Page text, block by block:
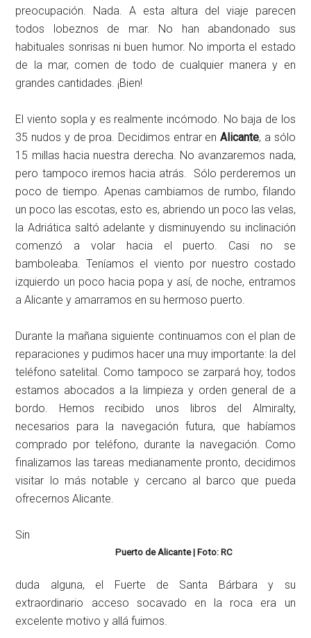
preocupación. Nada. A esta altura del viaje parecen
todos lobeznos de mar. No han abandonado sus
habituales sonrisas ni buen humor. No importa el estado
de la mar, comen de todo de cualquier manera y en
grandes cantidades. ¡Bien!
El viento sopla y es realmente incómodo. No baja de los
35 nudos y de proa. Decidimos entrar enAlicante, a sólo
15 millas hacia nuestra derecha. No avanzaremos nada,
pero tampoco iremos hacia atrás. Sólo perderemos un
poco de tiempo. Apenas cambiamos de rumbo, filando
un poco las escotas, esto es, abriendo un poco las velas,
la Adriática saltó adelante y disminuyendo su inclinación
comenzó a volar hacia el puerto. Casi no se
bamboleaba. Teníamos el viento por nuestro costado
izquierdo un poco hacia popa y así, de noche, entramos
a Alicante y amarramos en su hermoso puerto.
Durante la mañana siguiente continuamos con el plan de
reparaciones y pudimos hacer una muy importante: la del
teléfono satelital. Como tampoco se zarpará hoy, todos
estamos abocados a la limpieza y orden general de a
bordo. Hemos recibido unos libros del Almiralty,
necesarios para la navegación futura, que habíamos
comprado por teléfono, durante la navegación. Como
finalizamos las tareas medianamente pronto, decidimos
visitar lo más notable y cercano al barco que pueda
ofrecernos Alicante.
Puerto de Alicante | Foto: RC
Sin
duda alguna, el Fuerte de Santa Bárbara y su
extraordinario acceso socavado en la roca era un
excelente motivo y allá fuimos.